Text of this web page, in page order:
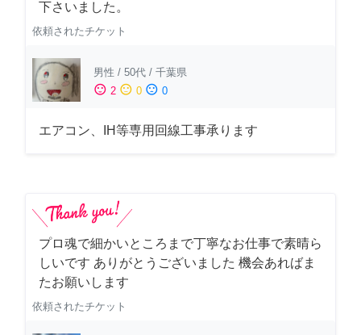
下さいました。
依頼されたチケット
男性 / 50代 / 千葉県
sentiment_satisfied 2 sentiment_neutral 0 sentiment_dissatisfied 0
エアコン、IH等専用回線工事承ります
プロ魂で細かいところまで丁寧なお仕事で素晴ら
しいです ありがとうございました 機会あればま
たお願いします
依頼されたチケット